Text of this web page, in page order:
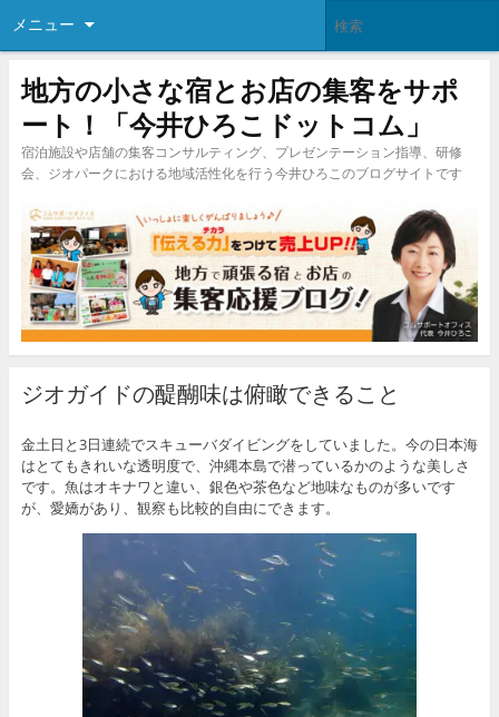
メニュー
地方の小さな宿とお店の集客をサポ
ート！「今井ひろこドットコム」
宿泊施設や店舗の集客コンサルティング、プレゼンテーション指導、研修
会、ジオパークにおける地域活性化を行う今井ひろこのブログサイトです
ジオガイドの醍醐味は俯瞰できること
金土日と3日連続でスキューバダイビングをしていました。今の日本海
はとてもきれいな透明度で、沖縄本島で潜っているかのような美しさ
です。魚はオキナワと違い、銀色や茶色など地味なものが多いです
が、愛嬌があり、観察も比較的自由にできます。